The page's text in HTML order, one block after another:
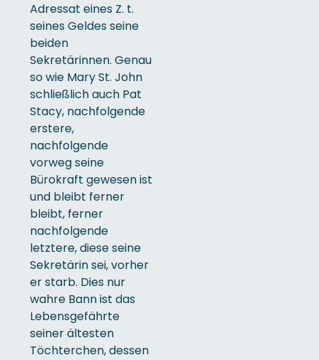
Adressat eines Z. t.
seines Geldes seine
beiden
Sekretärinnen. Genau
so wie Mary St. John
schließlich auch Pat
Stacy, nachfolgende
erstere,
nachfolgende
vorweg seine
Bürokraft gewesen ist
und bleibt ferner
bleibt, ferner
nachfolgende
letztere, diese seine
Sekretärin sei, vorher
er starb. Dies nur
wahre Bann ist das
Lebensgefährte
seiner ältesten
Töchterchen, dessen